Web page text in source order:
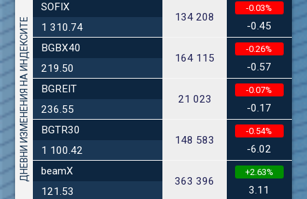
ДНЕВНИ ИЗМЕНЕНИЯ НА ИНДЕКСИТЕ
SOFIX
1 310.74
134 208
-0.03%
-0.45
BGBX40
219.50
164 115
-0.26%
-0.57
BGREIT
236.55
21 023
-0.07%
-0.17
BGTR30
1 100.42
148 583
-0.54%
-6.02
beamX
121.53
363 396
+2.63%
3.11